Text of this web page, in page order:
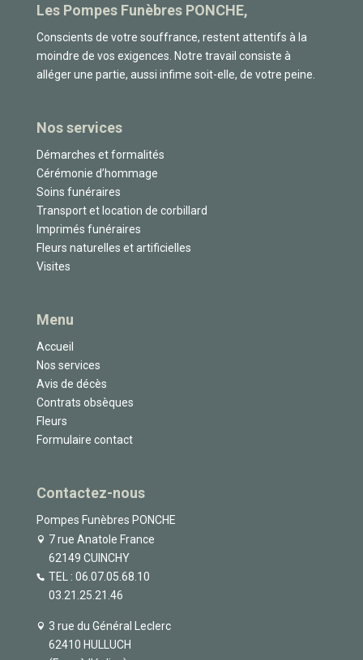
Les Pompes Funèbres PONCHE,
Conscients de votre souffrance, restent attentifs à la
moindre de vos exigences. Notre travail consiste à
alléger une partie, aussi infime soit-elle, de votre peine.
Nos services
Démarches et formalités
Cérémonie d’hommage
Soins funéraires
Transport et location de corbillard
Imprimés funéraires
Fleurs naturelles et artificielles
Visites
Menu
Accueil
Nos services
Avis de décès
Contrats obsèques
Fleurs
Formulaire contact
Contactez-nous
Pompes Funèbres PONCHE
7 rue Anatole France
62149 CUINCHY
TEL : 06.07.05.68.10
03.21.25.21.46
3 rue du Général Leclerc
62410 HULLUCH